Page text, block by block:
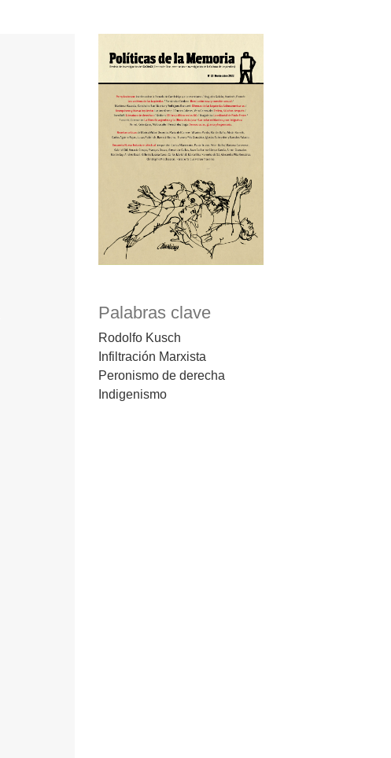
Palabras clave
Rodolfo Kusch
Infiltración Marxista
Peronismo de derecha
Indigenismo